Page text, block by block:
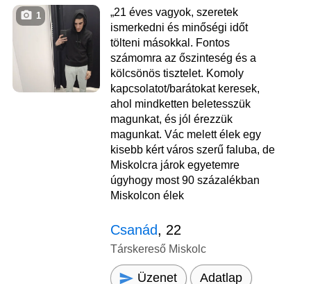
1
„21 éves vagyok, szeretek
ismerkedni és minőségi időt
tölteni másokkal. Fontos
számomra az őszinteség és a
kölcsönös tisztelet. Komoly
kapcsolatot/barátokat keresek,
ahol mindketten beletesszük
magunkat, és jól érezzük
magunkat. Vác melett élek egy
kisebb kért város szerű faluba, de
Miskolcra járok egyetemre
úgyhogy most 90 százalékban
Miskolcon élek
Csanád, 22
Társkereső Miskolc
Üzenet Adatlap